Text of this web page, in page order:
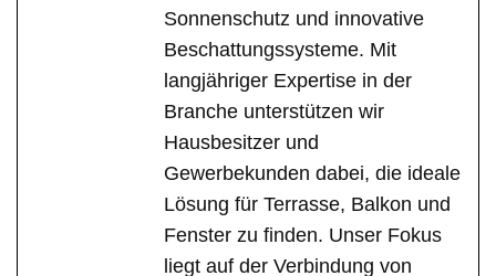
Sonnenschutz und innovative
Beschattungssysteme. Mit
langjähriger Expertise in der
Branche unterstützen wir
Hausbesitzer und
Gewerbekunden dabei, die ideale
Lösung für Terrasse, Balkon und
Fenster zu finden. Unser Fokus
liegt auf der Verbindung von